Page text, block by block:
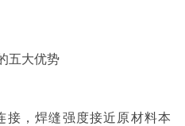
五大优势
接，焊缝强度接近原材料本